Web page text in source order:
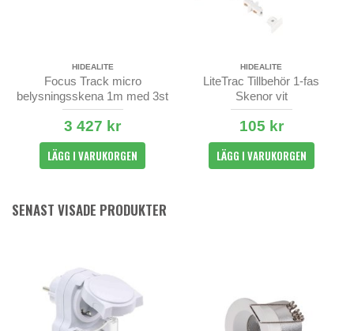
HIDEALITE
Focus Track micro
belysningsskena 1m med 3st
10W - Komplett paket
3 427 kr
LÄGG I VARUKORGEN
HIDEALITE
LiteTrac Tillbehör 1-fas
Skenor vit
105 kr
LÄGG I VARUKORGEN
SENAST VISADE PRODUKTER